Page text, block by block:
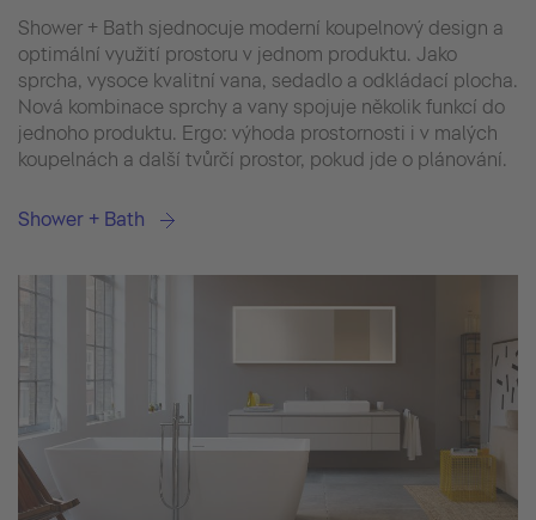
Shower + Bath sjednocuje moderní koupelnový design a
optimální využití prostoru v jednom produktu. Jako
sprcha, vysoce kvalitní vana, sedadlo a odkládací plocha.
Nová kombinace sprchy a vany spojuje několik funkcí do
jednoho produktu. Ergo: výhoda prostornosti i v malých
koupelnách a další tvůrčí prostor, pokud jde o plánování.
Shower + Bath